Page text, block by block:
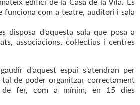
funciona com a teatre, auditori i sala
disposa d'aquesta sala que posa a
associacions, col·lectius i centres
d'aquest espai s'atendran per
de poder organitzar correctament
de fer, com a mínim, en 15 dies